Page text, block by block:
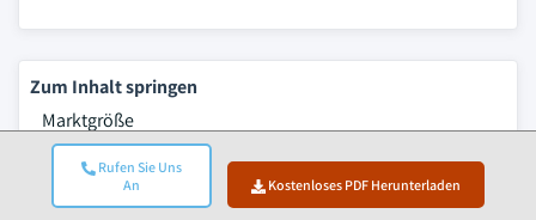
Rufen Sie Uns
An
Kostenloses PDF Herunterladen
Zum Inhalt springen
Marktgröße
Markttrends
Marktanalyse